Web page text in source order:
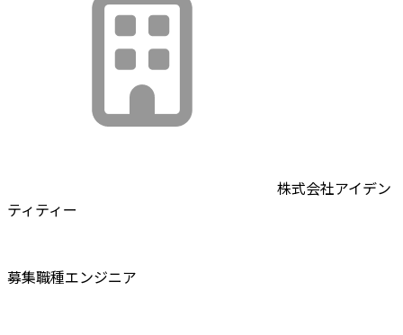
株式会社アイデン
ティティー
募集職種エンジニア